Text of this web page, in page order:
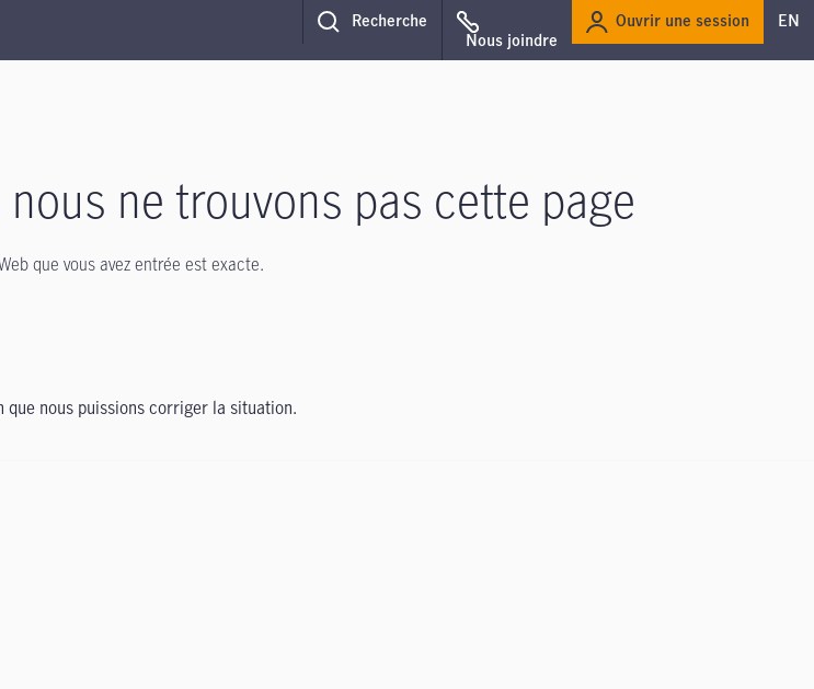
Recherche
Nous joindre
Ouvrir une session EN
ne trouvons pas cette page
que vous avez entrée est exacte.
nous puissions corriger la situation.